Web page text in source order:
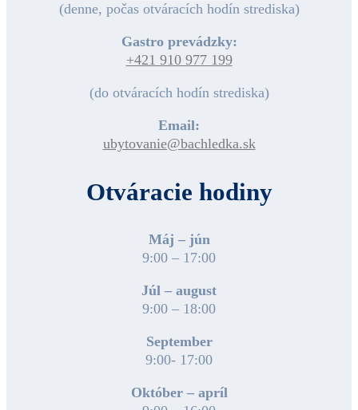
(denne, počas otváracích hodín strediska)
Gastro prevádzky:
+421 910 977 199
(do otváracích hodín strediska)
Email:
ubytovanie@bachledka.sk
Otváracie hodiny
Máj – jún
9:00 – 17:00
Júl – august
9:00 – 18:00
September
9:00- 17:00
Október – apríl